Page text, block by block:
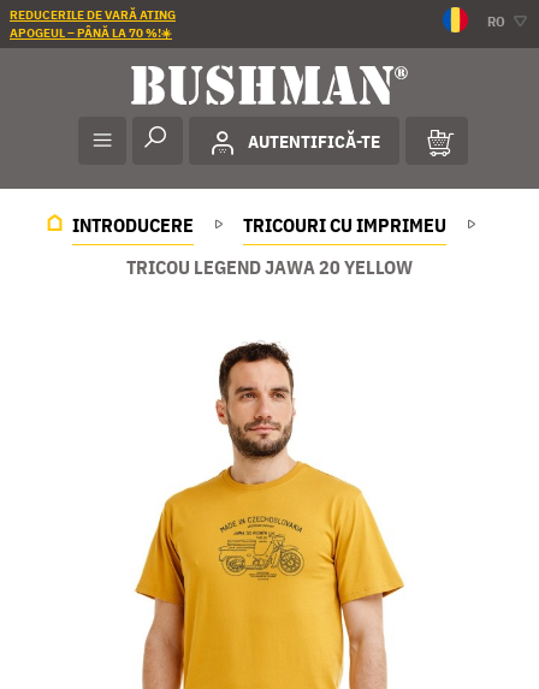
REDUCERILE DE VARĂ ATING
APOGEUL – PÂNĂ LA 70 %!☀️
RO
AUTENTIFICĂ-TE
INTRODUCERE
TRICOURI CU IMPRIMEU
TRICOU LEGEND JAWA 20 YELLOW